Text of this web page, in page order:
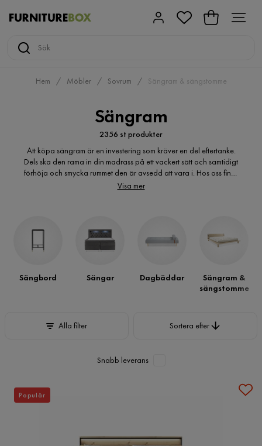
Hem Möbler Sovrum Sängram & sängstomme
Sängram
2356 st produkter
Att köpa sängram är en investering som kräver en del eftertanke.
Dels ska den rama in din madrass på ett vackert sätt och samtidigt
förhöja och smycka rummet den är avsedd att vara i. Hos oss finns
det sängramar i många varianter, du kommer med säkerhet hitta
du en sängram klädd i mjuk textil eller en i rent trä? Här hittar du
det och mycket mer i flertalet färger, träslag och varianter.
Visa mer
Sängbord Sängar Dagbäddar
Sängram &
sängstomme
Alla filter Sortera efter
Snabb leverans
Populär